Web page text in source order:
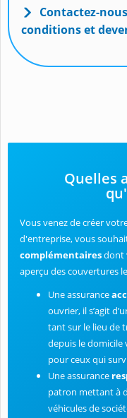
Contactez-
conditions et
Quelles
Vous venez de créer
d'entreprise, vous
complémentairesdont
aperçu des couvertures
Une assurance
ouvrier, il s’agit
tant sur le lieu de
depuis le domicile
pour ceux qui
Une assurance
patron mettant à
véhicules de